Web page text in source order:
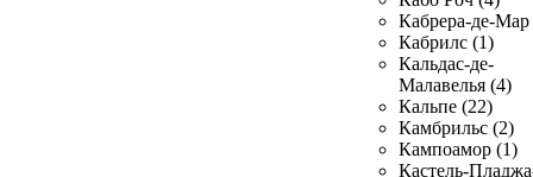
Кабрера-де-Мар
Кабрилс (1)
Кальдас-де-
Малавелья (4)
Кальпе (22)
Камбрильс (2)
Кампоамор (1)
Кастель-